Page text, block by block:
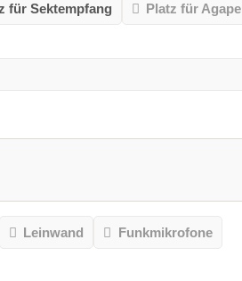
für Sektempfang Platz für Agape
Leinwand Funkmikrofone